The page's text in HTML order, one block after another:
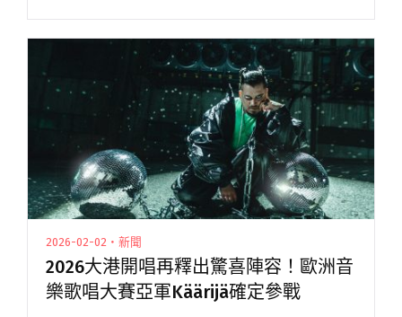
感都用手機備忘錄錄下，現在手機中有 700 條歌
曲旋律，藉由新專輯，她想閱讀全文 "走出疫
情、癌症陰影 蘇珮卿推出全新專輯《You’ll Live
Forever in My Songs》"
2026-02-02・新聞
2026大港開唱再釋出驚喜陣容！歐洲音
樂歌唱大賽亞軍Käärijä確定參戰